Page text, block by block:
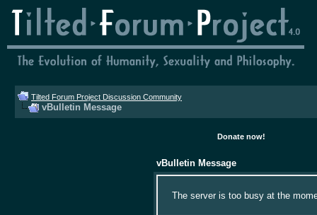
Tilted Forum Project Discussion Community
vBulletin Message
Donate now!
vBulletin Message
The server is too busy at the